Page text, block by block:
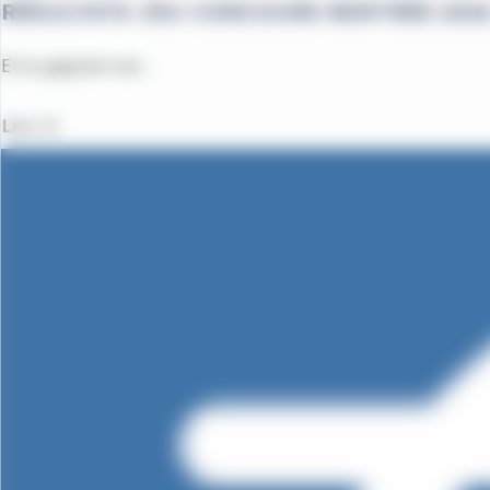
RÉSULTATS JEU CONCOURS RENTRÉE
Et le gagnant est...
Lire